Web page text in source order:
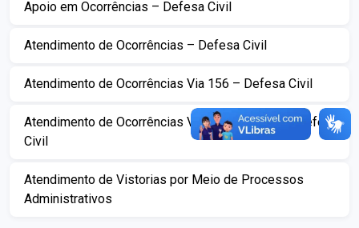
Apoio em Ocorrências – Defesa Civil
Atendimento de Ocorrências – Defesa Civil
Atendimento de Ocorrências Via 156 – Defesa Civil
Atendimento de Ocorrências Via Telefone 199 – Defesa
Civil
Atendimento de Vistorias por Meio de Processos
Administrativos